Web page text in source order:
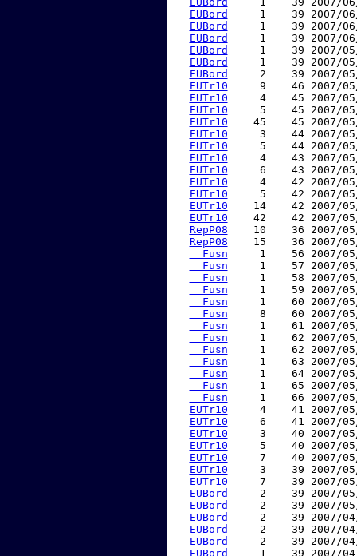
EUBord
1    39 2007/
EUBord
1    39 2007/
EUBord
1    39 2007/
EUBord
1    39 2007/
EUBord
1    39 2007/
EUBord
2    39 2007/
EUTr10
9    46 2007/
EUTr10
4    45 2007/
EUTr10
5    45 2007/
EUTr10
45    45 2007/
EUTr10
3    44 2007/
EUTr10
5    44 2007/
EUTr10
4    43 2007/
EUTr10
6    43 2007/
EUTr10
4    42 2007/
EUTr10
5    42 2007/
EUTr10
14    42 2007/
EUTr10
42    42 2007/
RepP08
10    36 2007/
RepP08
15    36 2007/
  Fusn
1    56 2007/
  Fusn
1    57 2007/
  Fusn
1    58 2007/
  Fusn
1    59 2007/
  Fusn
1    60 2007/
  Fusn
8    60 2007/
  Fusn
1    61 2007/
  Fusn
1    62 2007/
  Fusn
1    62 2007/
  Fusn
1    63 2007/
  Fusn
1    64 2007/
  Fusn
1    65 2007/
  Fusn
1    66 2007/
EUTr10
4    41 2007/
EUTr10
6    41 2007/
EUTr10
3    40 2007/
EUTr10
5    40 2007/
EUTr10
7    40 2007/
EUTr10
3    39 2007/
EUTr10
7    39 2007/
EUBord
2    39 2007/
EUBord
2    39 2007/
EUBord
2    39 2007/
EUBord
2    39 2007/
EUBord
2    39 2007/
EUBord
1    39 2007/